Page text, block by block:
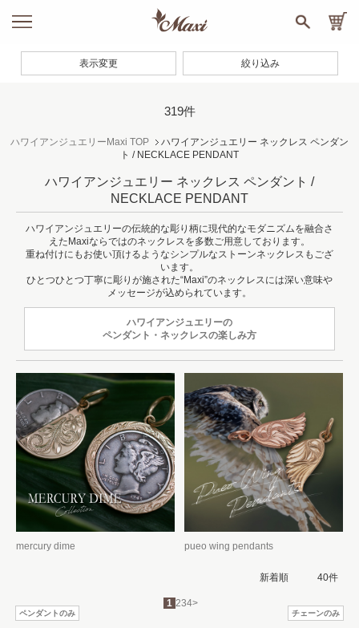
319件
ハワイアンジュエリーMaxi TOP
ハワイアンジュエリー ネックレス ペンダン
ト / NECKLACE PENDANT
ハワイアンジュエリー ネックレス ペンダント /
NECKLACE PENDANT
ハワイアンジュエリーの伝統的な彫り柄に現代的なモダニズムを融合さ
えたMaxiならではのネックレスを多数ご用意しております。
重ね付けにもお使い頂けるようなシンプルなストーンネックレスもござ
います。
ひとつひとつ丁寧に彫りが施された“Maxi”のネックレスには深い意味や
メッセージが込められています。
ハワイアンジュエリーの
ペンダント・ネックレスの楽しみ方
mercury dime pueo wing pendants
1 234>
ペンダントのみ チェーンのみ
表示変更 絞り込み